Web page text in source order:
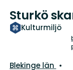
Sturkö
Kulturmiljö
Län:
Blekinge län